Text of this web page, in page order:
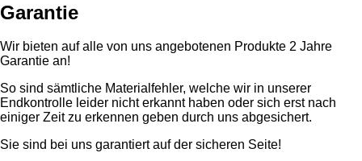
Garantie
Wir bieten auf alle von uns angebotenen Produkte 2 Jahre
Garantie an!
So sind sämtliche Materialfehler, welche wir in unserer
Endkontrolle leider nicht erkannt haben oder sich erst nach
einiger Zeit zu erkennen geben durch uns abgesichert.
Sie sind bei uns garantiert auf der sicheren Seite!